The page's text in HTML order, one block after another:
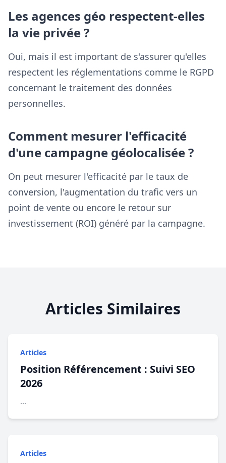
Les agences géo respectent-elles
la vie privée ?
Oui, mais il est important de s'assurer qu'elles
respectent les réglementations comme le RGPD
concernant le traitement des données
personnelles.
Comment mesurer l'efficacité
d'une campagne géolocalisée ?
On peut mesurer l'efficacité par le taux de
conversion, l'augmentation du trafic vers un
point de vente ou encore le retour sur
investissement (ROI) généré par la campagne.
Articles Similaires
Articles
Position Référencement : Suivi SEO
2026
...
Articles